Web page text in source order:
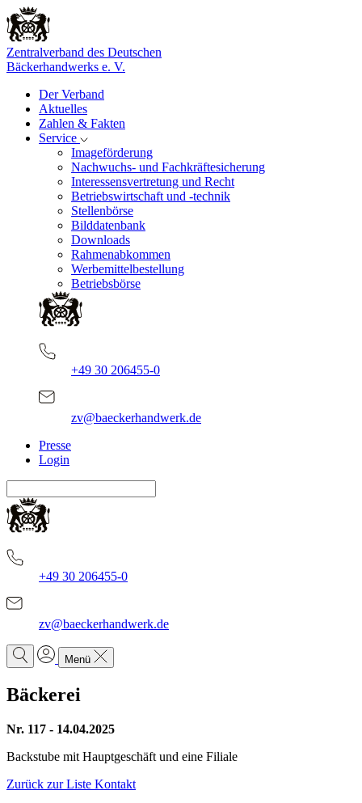
Zentralverband des Deutschen
Bäckerhandwerks e. V.
Der Verband
Aktuelles
Zahlen & Fakten
Service
Imageförderung
Nachwuchs- und Fachkräftesicherung
Interessensvertretung und Recht
Betriebswirtschaft und -technik
Stellenbörse
Bilddatenbank
Downloads
Rahmenabkommen
Werbemittelbestellung
Betriebsbörse
+49 30 206455-0
zv@baeckerhandwerk.de
Presse
Login
+49 30 206455-0
zv@baeckerhandwerk.de
Menü
Bäckerei
Nr. 117 - 14.04.2025
Backstube mit Hauptgeschäft und eine Filiale
Zurück zur Liste Kontakt